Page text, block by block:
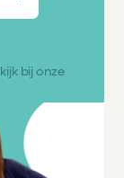
bij onze